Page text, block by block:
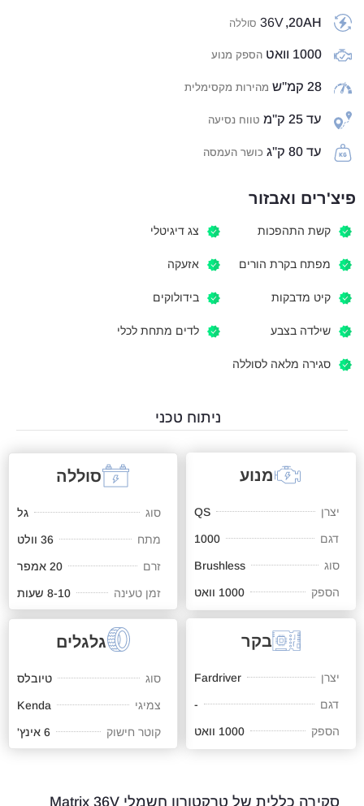
20AH,
36V סוללה
1000 וואט הספק מנוע
28 קמ"ש מהירות מקסימלית
עד 25 ק"מ טווח נסיעה
עד 80 ק"ג כושר העמסה
פיצ'רים ואבזור
קשת התהפכות צג דיגיטלי
מפתח בקרת הורים אזעקה
קיט מדבקות בידולוקים
שילדה בצבע לדים מתחת לכלי
סגירה מלאה לסוללה
ניתוח טכני
מנוע
יצרן QS
דגם 1000
סוג Brushless
הספק 1000 וואט
סוללה
סוג גל
מתח 36 וולט
זרם 20 אמפר
זמן טעינה 8-10 שעות
בקר
יצרן Fardriver
דגם -
הספק 1000 וואט
גלגלים
סוג טיובלס
צמיגי Kenda
קוטר חישוק 6 אינץ'
סקירה כללית של טרקטורון חשמלי​ Matrix 36V